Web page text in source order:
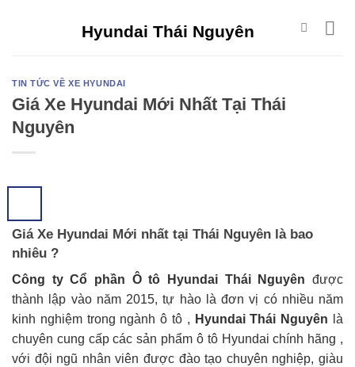
Hyundai Thái Nguyên
TIN TỨC VỀ XE HYUNDAI
Giá Xe Hyundai Mới Nhất Tại Thái
Nguyên
Giá Xe Hyundai Mới nhất tại Thái Nguyên là bao
nhiêu ?
Công ty Cổ phần Ô tô Hyundai Thái Nguyên được
thành lập vào năm 2015, tự hào là đơn vị có nhiều năm
kinh nghiệm trong ngành ô tô , Hyundai Thái Nguyên là
chuyên cung cấp các sản phẩm ô tô Hyundai chính hãng ,
với đội ngũ nhân viên được đào tạo chuyên nghiệp, giàu